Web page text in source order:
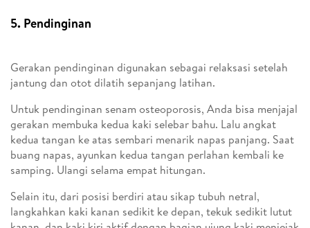
5. Pendinginan
Gerakan pendinginan digunakan sebagai relaksasi setelah
jantung dan otot dilatih sepanjang latihan.
Untuk pendinginan senam osteoporosis, Anda bisa menjajal
gerakan membuka kedua kaki selebar bahu. Lalu angkat
kedua tangan ke atas sembari menarik napas panjang. Saat
buang napas, ayunkan kedua tangan perlahan kembali ke
samping. Ulangi selama empat hitungan.
Selain itu, dari posisi berdiri atau sikap tubuh netral,
langkahkan kaki kanan sedikit ke depan, tekuk sedikit lutut